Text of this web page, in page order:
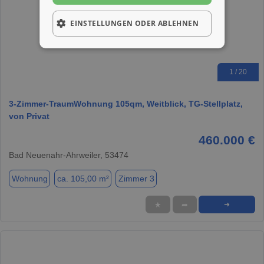
1 / 20
3-Zimmer-TraumWohnung 105qm, Weitblick, TG-Stellplatz,
von Privat
460.000 €
Bad Neuenahr-Ahrweiler, 53474
Wohnung ca. 105,00 m² Zimmer 3
★ ➦ ➜
EINSTELLUNGEN ODER ABLEHNEN